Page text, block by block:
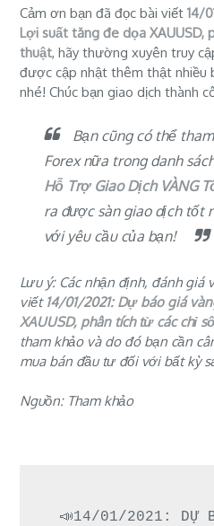
Cảm ơn bạn đã đọc bài viết14/
Lợi suất tăng đe dọa XAUUSD,
thuật, hãy thường xuyên truy
được cập nhật thêm thật nhiều
nhé! Chúc bạn giao dịch thành
Bạn cũng có thể
Forex nữa trong danh
Hỗ Trợ Giao Dịch VÀNG
ra được sàn giao dịch tốt
với yêu cầu của bạn!
Lưu ý: Các nhận định, đánh giá
viết 14/01/2021: Dự báo giá
XAUUSD, phân tích từ các chỉ
tham khảo và do đó bạn cần
mua bán đầu tư đối với bất kỳ
Nguồn: Tham khảo
📣14/01/2021: DỰ